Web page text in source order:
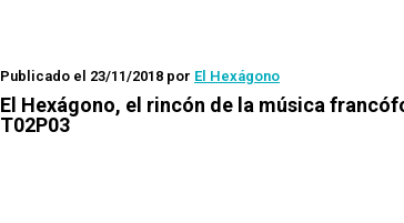
Publicado el 23/11/2018 por El Hexágono
El Hexágono, el rincón de la música
T02P03